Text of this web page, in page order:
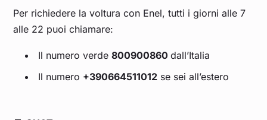
Per richiedere la voltura con Enel, tutti i giorni alle 7
alle 22 puoi chiamare:
Il numero verde800900860dall’Italia
Il numero +390664511012 se sei all’estero